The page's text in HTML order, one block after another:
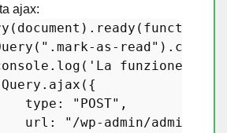
ajax:
(document). ready
( ".mark-as-read" ). click
log ( 'La funzione è
ajax ({
type : "POST" ,
url :
"/wp-admin/admin-